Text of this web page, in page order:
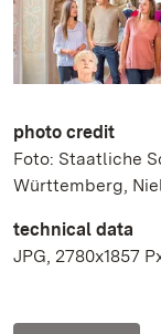
photo credit
Foto: Staatliche
Württemberg,
technical data
JPG, 2780x1857